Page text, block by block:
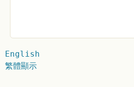
English
繁體顯示